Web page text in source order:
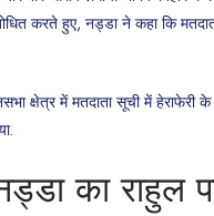
करते हुए, नड्डा ने कहा कि
क्षेत्र में मतदाता सूची में
का राहुल